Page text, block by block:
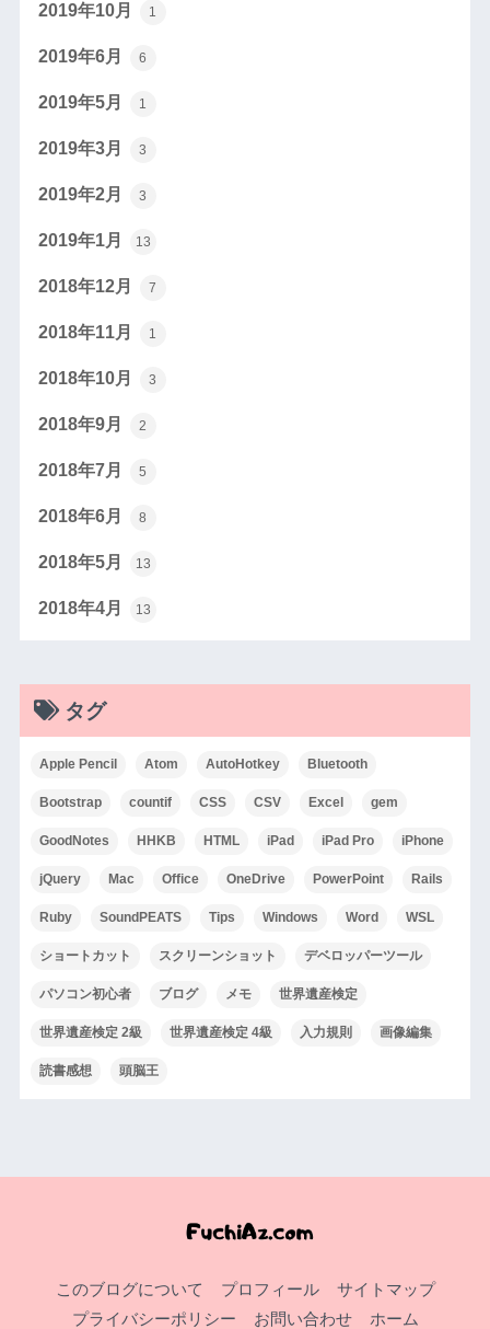
2019年10月 1
2019年6月 6
2019年5月 1
2019年3月 3
2019年2月 3
2019年1月 13
2018年12月 7
2018年11月 1
2018年10月 3
2018年9月 2
2018年7月 5
2018年6月 8
2018年5月 13
2018年4月 13
タグ
Apple Pencil Atom AutoHotkey Bluetooth
Bootstrap countif CSS CSV Excel gem
GoodNotes HHKB HTML iPad iPad Pro iPhone
jQuery Mac Office OneDrive PowerPoint Rails
Ruby SoundPEATS Tips Windows Word WSL
ショートカット スクリーンショット デベロッパーツール
パソコン初心者 ブログ メモ 世界遺産検定
世界遺産検定 2級 世界遺産検定 4級 入力規則 画像編集
読書感想 頭脳王
このブログについて プロフィール
サイトマップ
プライバシーポリシー
お問い合わせ ホーム